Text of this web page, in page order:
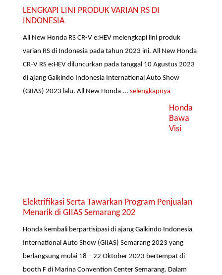
LENGKAPI LINI PRODUK VARIAN RS DI
INDONESIA
All New Honda RS CR-V e:HEV melengkapi lini produk
varian RS di Indonesia pada tahun 2023 ini. All New Honda
CR-V RS e:HEV diluncurkan pada tanggal 10 Agustus 2023
di ajang Gaikindo Indonesia International Auto Show
(GIIAS) 2023 lalu. All New Honda ...selengkapnya
Honda
Bawa
Visi
Elektrifikasi Serta Tawarkan Program Penjualan
Menarik di GIIAS Semarang 202
Honda kembali berpartisipasi di ajang Gaikindo Indonesia
International Auto Show (GIIAS) Semarang 2023 yang
berlangsung mulai 18 – 22 Oktober 2023 bertempat di
booth F di Marina Convention Center Semarang. Dalam